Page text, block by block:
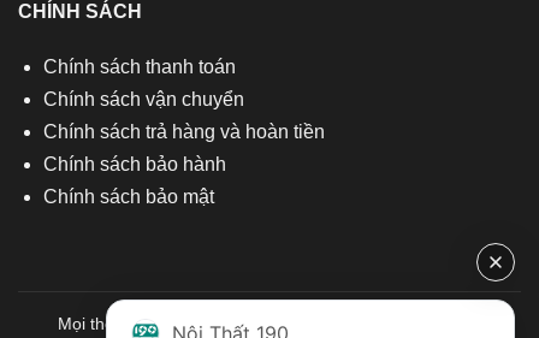
CHÍNH SÁCH
Chính sách thanh toán
Chính sách vận chuyển
Chính sách trả hàng và hoàn tiền
Chính sách bảo hành
Chính sách bảo mật
Mọi thông tin quý khách hàng vui lòng liên hệ chúng tôi:
Nội Thất 190